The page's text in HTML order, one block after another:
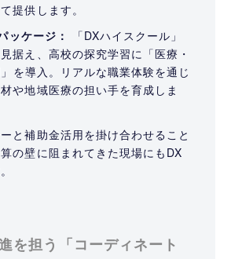
提供します。
ッケージ：
「DXハイスクール」
据え、高校の探究学習に「医療・
を導入。リアルな職業体験を通じ
や地域医療の担い手を育成しま
と補助金活用を掛け合わせること
の壁に阻まれてきた現場にもDX
を担う「コーディネート